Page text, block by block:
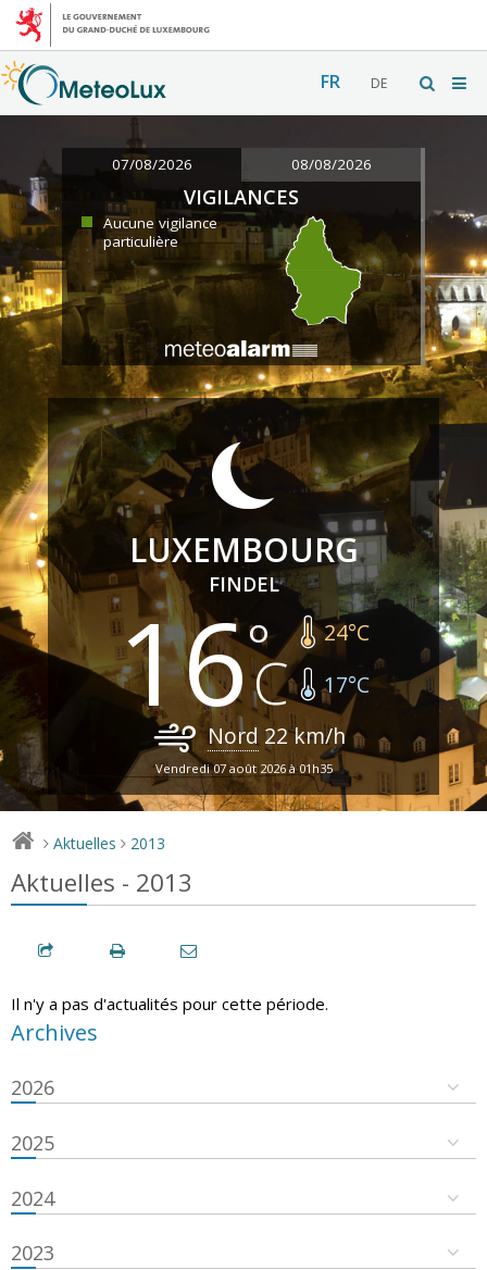
FR DE
07/08/2026 08/08/2026
VIGILANCES
Aucune vigilance
particulière
LUXEMBOURG
FINDEL
16 24°C
17°C
Nord 22km/h
Vendredi 07 août 2026 à 01h35
> Aktuelles > 2013
Aktuelles - 2013
Il n'y a pas d'actualités pour cette période.
Archives
2026
2025
2024
2023